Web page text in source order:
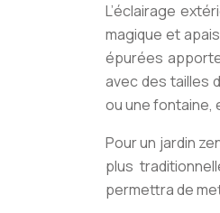
L’éclairage
magique et
épurées
avec des tailles
ou une fontaine,
Pour un jardin
plus
permettra de